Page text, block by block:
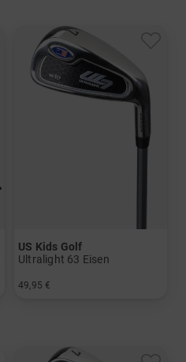
US Kids Golf
Ultralight 63 Eisen
49,95 €